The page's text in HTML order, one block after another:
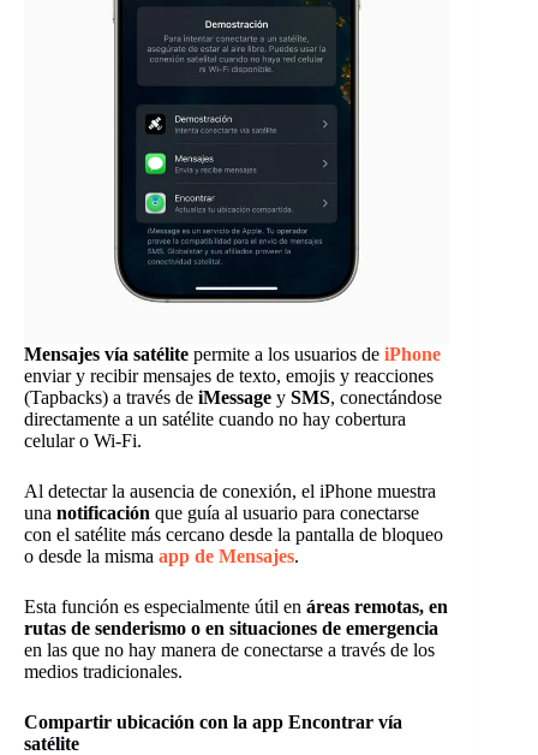
Mensajes vía satélite permite a los usuarios de iPhone
enviar y recibir mensajes de texto, emojis y reacciones
(Tapbacks) a través de iMessage y SMS, conectándose
directamente a un satélite cuando no hay cobertura
celular o Wi-Fi.
Al detectar la ausencia de conexión, el iPhone muestra
una notificación que guía al usuario para conectarse
con el satélite más cercano desde la pantalla de bloqueo
o desde la misma app de Mensajes.
Esta función es especialmente útil en áreas remotas, en
rutas de senderismo o en situaciones de emergencia
en las que no hay manera de conectarse a través de los
medios tradicionales.
Compartir ubicación con la app Encontrar vía
satélite